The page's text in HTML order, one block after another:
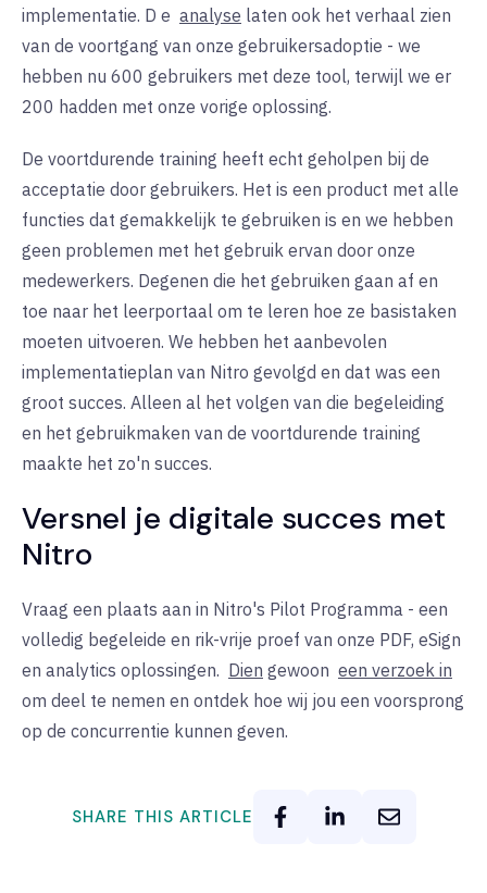
implementatie. D e analyse laten ook het verhaal zien
van de voortgang van onze gebruikersadoptie - we
hebben nu 600 gebruikers met deze tool, terwijl we er
200 hadden met onze vorige oplossing.
De voortdurende training heeft echt geholpen bij de
acceptatie door gebruikers. Het is een product met alle
functies dat gemakkelijk te gebruiken is en we hebben
geen problemen met het gebruik ervan door onze
medewerkers. Degenen die het gebruiken gaan af en
toe naar het leerportaal om te leren hoe ze basistaken
moeten uitvoeren. We hebben het aanbevolen
implementatieplan van Nitro gevolgd en dat was een
groot succes. Alleen al het volgen van die begeleiding
en het gebruikmaken van de voortdurende training
maakte het zo'n succes.
Versnel je digitale succes met
Nitro
Vraag een plaats aan in Nitro's Pilot Programma - een
volledig begeleide en rik-vrije proef van onze PDF, eSign
en analytics oplossingen. Dien gewoon een verzoek in
om deel te nemen en ontdek hoe wij jou een voorsprong
op de concurrentie kunnen geven.
SHARE THIS ARTICLE